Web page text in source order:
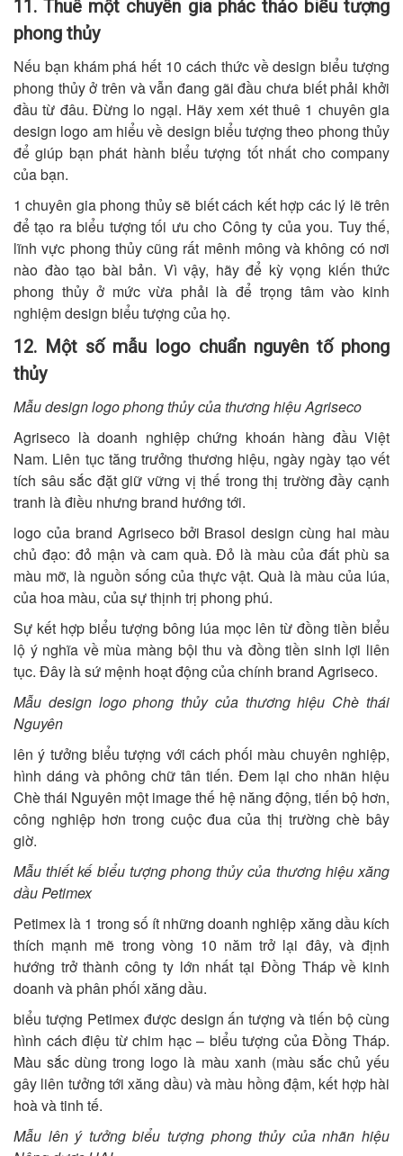
11. Thuê một chuyên gia phác thảo biểu tượng
phong thủy
Nếu bạn khám phá hết 10 cách thức về design biểu tượng
phong thủy ở trên và vẫn đang gãi đầu chưa biết phải khởi
đầu từ đâu. Đừng lo ngại. Hãy xem xét thuê 1 chuyên gia
design logo am hiểu về design biểu tượng theo phong thủy
để giúp bạn phát hành biểu tượng tốt nhất cho company
của bạn.
1 chuyên gia phong thủy sẽ biết cách kết hợp các lý lẽ trên
để tạo ra biểu tượng tối ưu cho Công ty của you. Tuy thế,
lĩnh vực phong thủy cũng rất mênh mông và không có nơi
nào đào tạo bài bản. Vì vậy, hãy để kỳ vọng kiến thức
phong thủy ở mức vừa phải là để trọng tâm vào kinh
nghiệm design biểu tượng của họ.
12. Một số mẫu logo chuẩn nguyên tố phong
thủy
Mẫu design logo phong thủy của thương hiệu Agriseco
Agriseco là doanh nghiệp chứng khoán hàng đầu Việt
Nam. Liên tục tăng trưởng thương hiệu, ngày ngày tạo vết
tích sâu sắc đặt giữ vững vị thế trong thị trường đầy cạnh
tranh là điều nhưng brand hướng tới.
logo của brand Agriseco bởi Brasol design cùng hai màu
chủ đạo: đỏ mận và cam quà. Đỏ là màu của đất phù sa
màu mỡ, là nguồn sống của thực vật. Quà là màu của lúa,
của hoa màu, của sự thịnh trị phong phú.
Sự kết hợp biểu tượng bông lúa mọc lên từ đồng tiền biểu
lộ ý nghĩa về mùa màng bội thu và đồng tiền sinh lợi liên
tục. Đây là sứ mệnh hoạt động của chính brand Agriseco.
Mẫu design logo phong thủy của thương hiệu Chè thái
Nguyên
lên ý tưởng biểu tượng với cách phối màu chuyên nghiệp,
hình dáng và phông chữ tân tiến. Đem lại cho nhãn hiệu
Chè thái Nguyên một image thế hệ năng động, tiến bộ hơn,
công nghiệp hơn trong cuộc đua của thị trường chè bây
giờ.
Mẫu thiết kế biểu tượng phong thủy của thương hiệu xăng
dầu Petimex
Petimex là 1 trong số ít những doanh nghiệp xăng dầu kích
thích mạnh mẽ trong vòng 10 năm trở lại đây, và định
hướng trở thành công ty lớn nhất tại Đồng Tháp về kinh
doanh và phân phối xăng dầu.
biểu tượng Petimex được design ấn tượng và tiến bộ cùng
hình cách điệu từ chim hạc – biểu tượng của Đồng Tháp.
Màu sắc dùng trong logo là màu xanh (màu sắc chủ yếu
gây liên tưởng tới xăng dầu) và màu hồng đậm, kết hợp hài
hoà và tinh tế.
Mẫu lên ý tưởng biểu tượng phong thủy của nhãn hiệu